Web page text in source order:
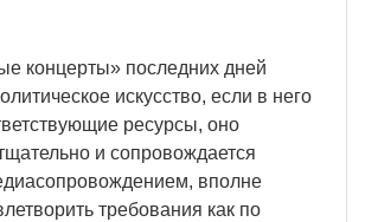
концерты» последних дней
искусство, если в него
ресурсы, оно
и сопровождается
вполне
требования как по